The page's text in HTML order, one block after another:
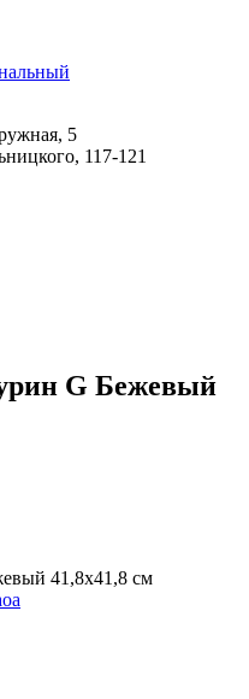
5
117-121
G Бежевый
41,8х41,8 см